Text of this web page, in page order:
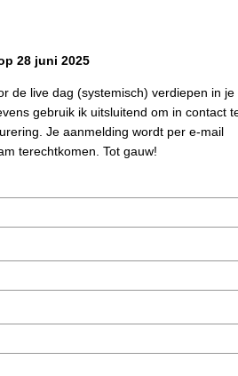
28 juni 2025
de live dag (systemisch) verdiepen in je
gebruik ik uitsluitend om in contact
Je aanmelding wordt per e-mail
terechtkomen. Tot gauw!